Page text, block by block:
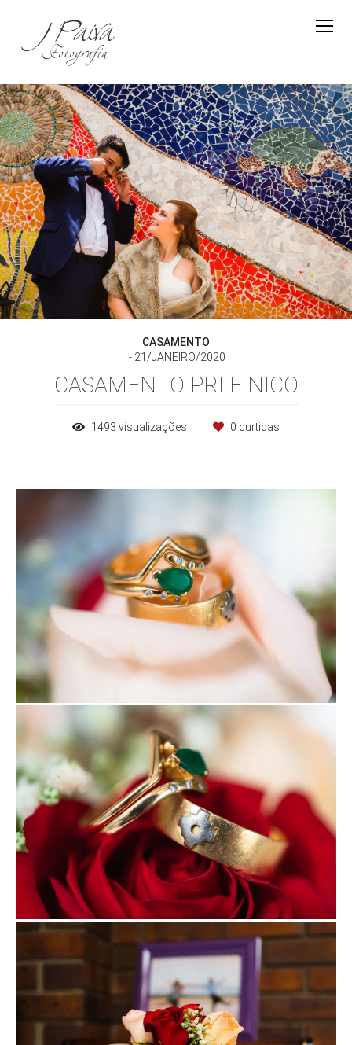
CASAMENTO
21/JANEIRO/2020
CASAMENTO PRI E NICO
1493 visualizações 0 curtidas